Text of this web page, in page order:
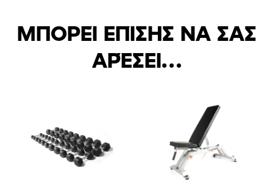
ΜΠΟΡΕΊ ΕΠΊΣΗΣ ΝΑ ΣΑΣ
ΑΡΈΣΕΙ…